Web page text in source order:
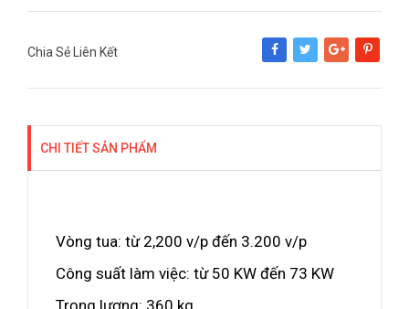
Chia Sẻ Liên Kết
Share Tweet Google+Pinterest
CHI TIẾT SẢN PHẨM
Vòng tua: từ 2,200 v/p đến 3.200 v/p
Công suất làm việc: từ 50 KW đến 73 KW